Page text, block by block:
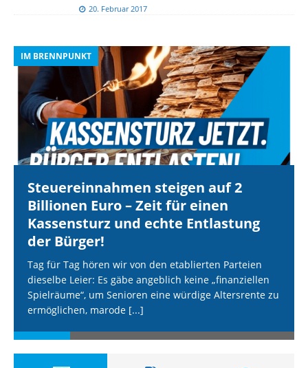
20. Februar 2017
IM BRENNPUNKT
Steuereinnahmen steigen auf 2
Billionen Euro – Zeit für einen
Kassensturz und echte Entlastung
der Bürger!
Tag für Tag hören wir von den etablierten Parteien
dieselbe Leier: Es gäbe angeblich keine „finanziellen
Spielräume“, um Senioren eine würdige Altersrente zu
ermöglichen, marode [...]